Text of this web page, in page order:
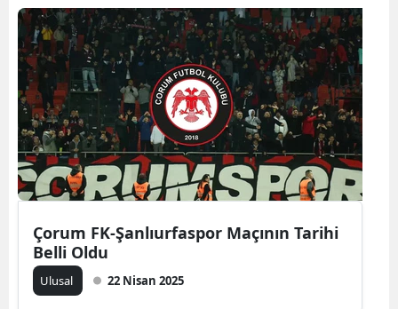
Şırnak
Bartın
Ardahan
Iğdır
Yalova
Çorum FK-Şanlıurfaspor Maçının Tarihi
Belli Oldu
Ulusal 22 Nisan 2025